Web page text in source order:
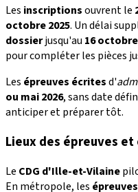
Les inscriptionsouvrent le
octobre 2025. Un délai
dossierjusqu'au 16
pour compléter les pièces
Les épreuves écritesd'
ou mai 2026, sans date
anticiper et préparer tôt.
Lieux des épreuves
Le CDG d'Ille-et-Vilaine
En métropole, les